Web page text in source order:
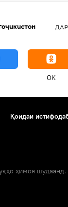
OK
Қоидаи
ҳимоя шудаанд.